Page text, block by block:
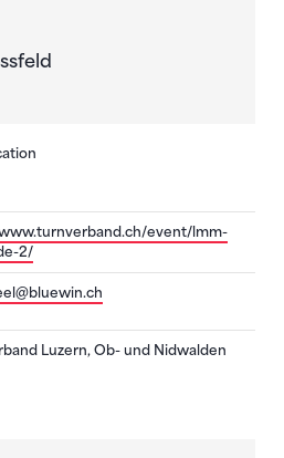
event/lmm-
2/
Luzern, Ob- und Nidwalden